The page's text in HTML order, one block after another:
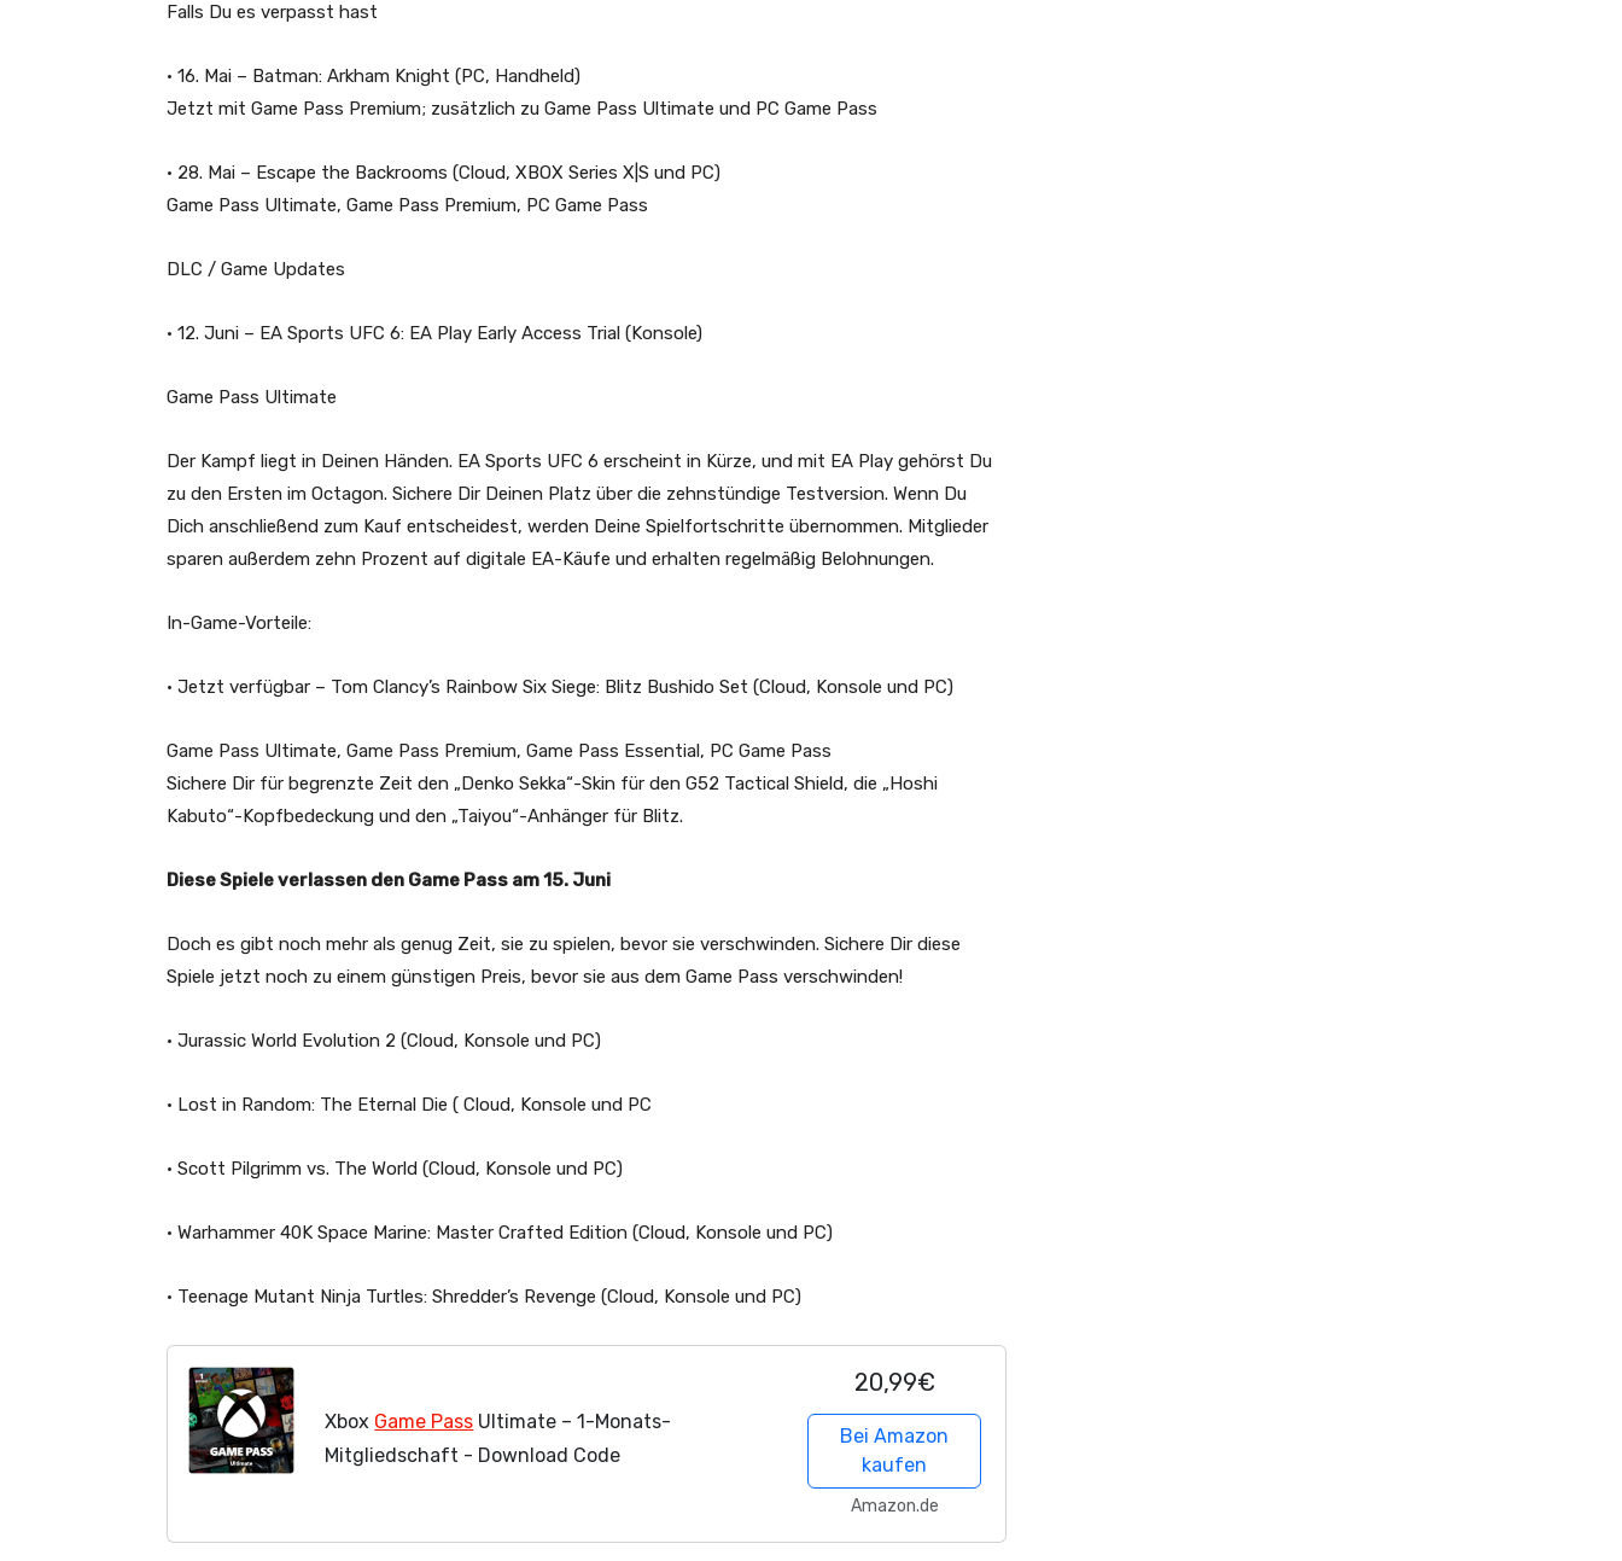
Falls Du es verpasst hast
• 16. Mai – Batman: Arkham Knight (PC, Handheld)
Jetzt mit Game Pass Premium; zusätzlich zu Game Pass Ultimate und PC Game Pass
• 28. Mai – Escape the Backrooms (Cloud, XBOX Series X|S und PC)
Game Pass Ultimate, Game Pass Premium, PC Game Pass
DLC / Game Updates
• 12. Juni – EA Sports UFC 6: EA Play Early Access Trial (Konsole)
Game Pass Ultimate
Der Kampf liegt in Deinen Händen. EA Sports UFC 6 erscheint in Kürze, und mit EA Play gehörst Du
zu den Ersten im Octagon. Sichere Dir Deinen Platz über die zehnstündige Testversion. Wenn Du
Dich anschließend zum Kauf entscheidest, werden Deine Spielfortschritte übernommen. Mitglieder
sparen außerdem zehn Prozent auf digitale EA-Käufe und erhalten regelmäßig Belohnungen.
In-Game-Vorteile:
• Jetzt verfügbar – Tom Clancy’s Rainbow Six Siege: Blitz Bushido Set (Cloud, Konsole und PC)
Game Pass Ultimate, Game Pass Premium, Game Pass Essential, PC Game Pass
Sichere Dir für begrenzte Zeit den „Denko Sekka“-Skin für den G52 Tactical Shield, die „Hoshi
Kabuto“-Kopfbedeckung und den „Taiyou“-Anhänger für Blitz.
Diese Spiele verlassen den Game Pass am 15. Juni
Doch es gibt noch mehr als genug Zeit, sie zu spielen, bevor sie verschwinden. Sichere Dir diese
Spiele jetzt noch zu einem günstigen Preis, bevor sie aus dem Game Pass verschwinden!
• Jurassic World Evolution 2 (Cloud, Konsole und PC)
• Lost in Random: The Eternal Die ( Cloud, Konsole und PC
• Scott Pilgrimm vs. The World (Cloud, Konsole und PC)
• Warhammer 40K Space Marine: Master Crafted Edition (Cloud, Konsole und PC)
• Teenage Mutant Ninja Turtles: Shredder’s Revenge (Cloud, Konsole und PC)
Xbox Game Pass Ultimate – 1-Monats-
Mitgliedschaft - Download Code
20,99€
Bei Amazon
kaufen
Amazon.de